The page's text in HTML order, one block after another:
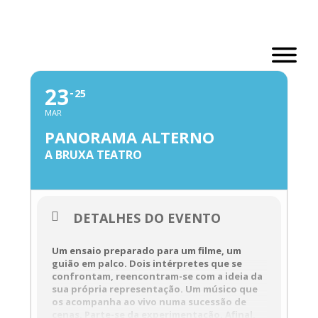
23
MAR
25
PANORAMA ALTERNO
A BRUXA TEATRO
DETALHES DO EVENTO
Um ensaio preparado para um filme, um
guião em palco. Dois intérpretes que se
confrontam, reencontram-se com a ideia da
sua própria representação. Um músico que
os acompanha ao vivo numa sucessão de